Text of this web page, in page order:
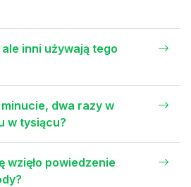
inni używają tego
dwa razy w
w tysiącu?
wzięło powiedzenie